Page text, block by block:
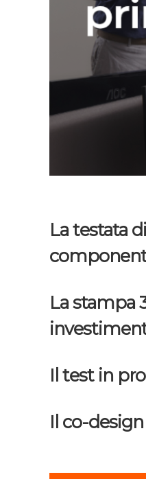
La testata
La stampa
Il test in
Il co-